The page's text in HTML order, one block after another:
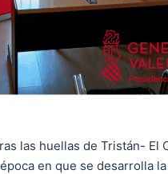
las huellas de Tristán- El
en que se desarrolla